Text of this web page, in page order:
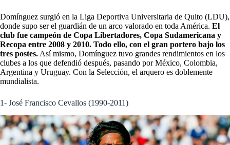
Domínguez surgió en la Liga Deportiva Universitaria de Quito (LDU),
donde supo ser el guardián de un arco valorado en toda América. El
club fue campeón de Copa Libertadores, Copa Sudamericana y
Recopa entre 2008 y 2010. Todo ello, con el gran portero bajo los
tres postes. Así mismo, Domínguez tuvo grandes rendimientos en los
clubes a los que defendió después, pasando por México, Colombia,
Argentina y Uruguay. Con la Selección, el arquero es doblemente
mundialista.
1- José Francisco Cevallos (1990-2011)